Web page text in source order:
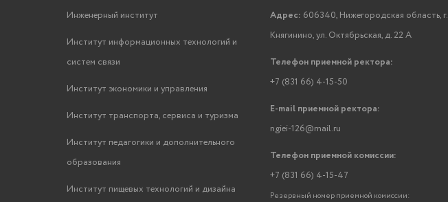
Инженерный институт
Институт информационных технологий и
систем связи
Институт экономики и управления
Институт транспорта, сервиса и туризма
Институт педагогики и дополнительного
образования
Институт пищевых технологий и дизайна
Адрес: 606340, Нижегородская область, г.
Княгинино, ул. Октябрьская, д. 22 А
Телефон приемной ректора:
+7 (831 66) 4-15-50
E-mail приемной ректора:
ngiei-126@mail.ru
Телефон приемной комиссии:
+7 (831 66) 4-15-47
Резервный номер приемной комиссии: